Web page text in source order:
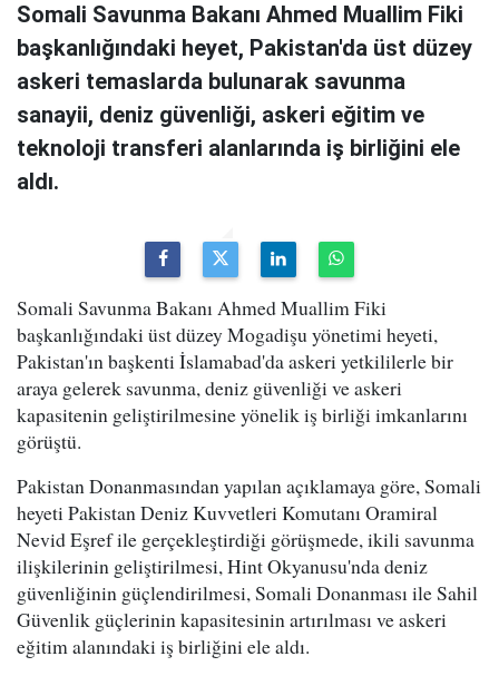
Somali Savunma Bakanı Ahmed Muallim Fiki
başkanlığındaki heyet, Pakistan'da üst düzey
askeri temaslarda bulunarak savunma
sanayii, deniz güvenliği, askeri eğitim ve
teknoloji transferi alanlarında iş birliğini ele
aldı.
Somali Savunma Bakanı Ahmed Muallim Fiki
başkanlığındaki üst düzey Mogadişu yönetimi heyeti,
Pakistan'ın başkenti İslamabad'da askeri yetkililerle bir
araya gelerek savunma, deniz güvenliği ve askeri
kapasitenin geliştirilmesine yönelik iş birliği imkanlarını
görüştü.
Pakistan Donanmasından yapılan açıklamaya göre, Somali
heyeti Pakistan Deniz Kuvvetleri Komutanı Oramiral
Nevid Eşref ile gerçekleştirdiği görüşmede, ikili savunma
ilişkilerinin geliştirilmesi, Hint Okyanusu'nda deniz
güvenliğinin güçlendirilmesi, Somali Donanması ile Sahil
Güvenlik güçlerinin kapasitesinin artırılması ve askeri
eğitim alanındaki iş birliğini ele aldı.